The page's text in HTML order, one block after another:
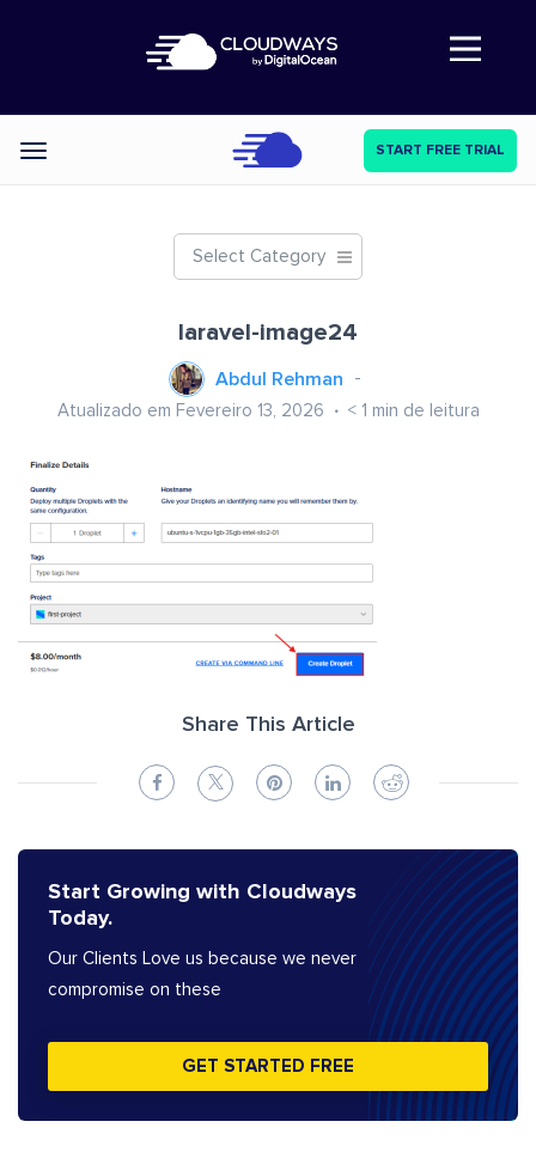
Abre a navegação
Categories START FREE TRIAL
Select Category
laravel-image24
Abdul Rehman
Atualizado em Fevereiro 13, 2026 < 1 min de leitura
Share This Article
Start Growing with Cloudways
Today.
Our Clients Love us because we never
compromise on these
GET STARTED FREE